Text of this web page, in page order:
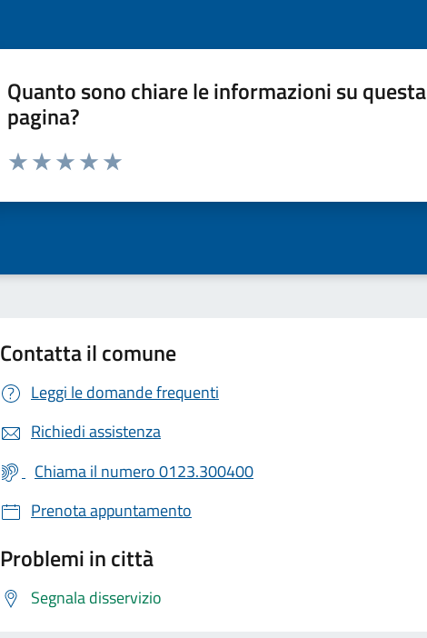
Quanto sono chiare le informazioni su questa
pagina?
Valuta da 1 a 5 stelle la pagina
Contatta il comune
Leggi le domande frequenti
Richiedi assistenza
Chiama il numero 0123.300400
Prenota appuntamento
Problemi in città
Segnala disservizio